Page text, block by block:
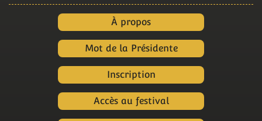
À propos
Mot de la Présidente
Inscription
Accès au festival